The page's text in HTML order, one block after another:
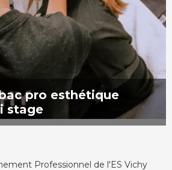
pro esthétique
stage
Professionnel de l'ES Vichy